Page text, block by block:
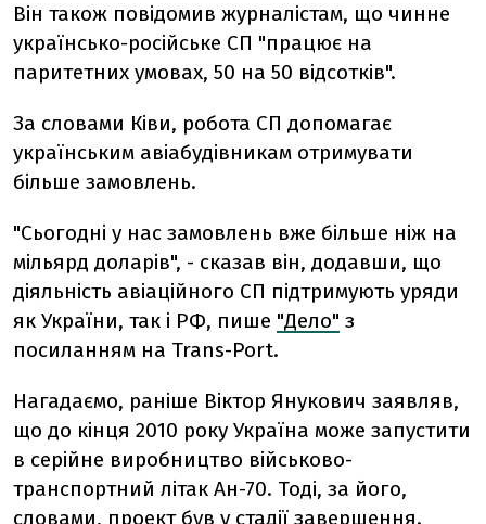
Він також повідомив журналістам, що чинне
українсько-російське СП "працює на
паритетних умовах, 50 на 50 відсотків".
За словами Ківи, робота СП допомагає
українським авіабудівникам отримувати
більше замовлень.
"Сьогодні у нас замовлень вже більше ніж на
мільярд доларів", - сказав він, додавши, що
діяльність авіаційного СП підтримують уряди
як України, так і РФ, пише "Дело" з
посиланням на Trans-Port.
Нагадаємо, раніше Віктор Янукович заявляв,
що до кінця 2010 року Україна може запустити
в серійне виробництво військово-
транспортний літак Ан-70. Тоді, за його,
словами, проект був у стадії завершення.